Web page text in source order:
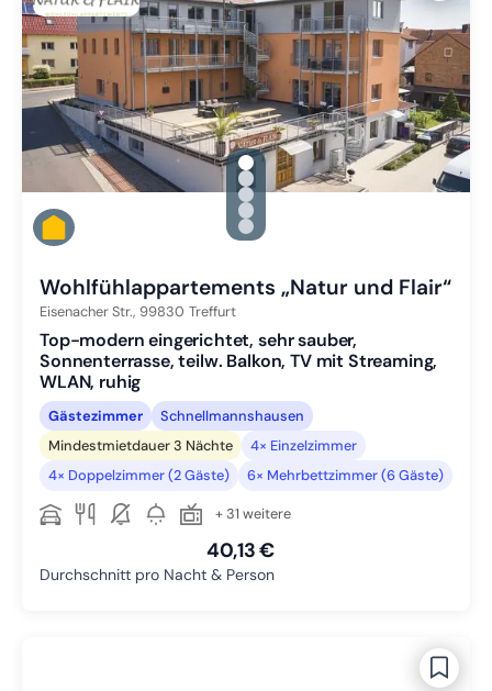
gallery.slide_selector
Zu Slide 1 wechseln
Zu Slide 2 wechseln
Zu Slide 3 wechseln
Zu Slide 4 wechseln
Zu Slide 5 wechseln
Wohlfühlappartements „Natur und Flair“
Eisenacher Str., 99830 Treffurt
Top-modern eingerichtet, sehr sauber,
Sonnenterrasse, teilw. Balkon, TV mit Streaming,
WLAN, ruhig
Gästezimmer
Schnellmannshausen
Mindestmietdauer 3 Nächte
4× Einzelzimmer
4× Doppelzimmer (2 Gäste)
6× Mehrbettzimmer (6 Gäste)
+ 31 weitere
40,13 €
Durchschnitt pro Nacht & Person